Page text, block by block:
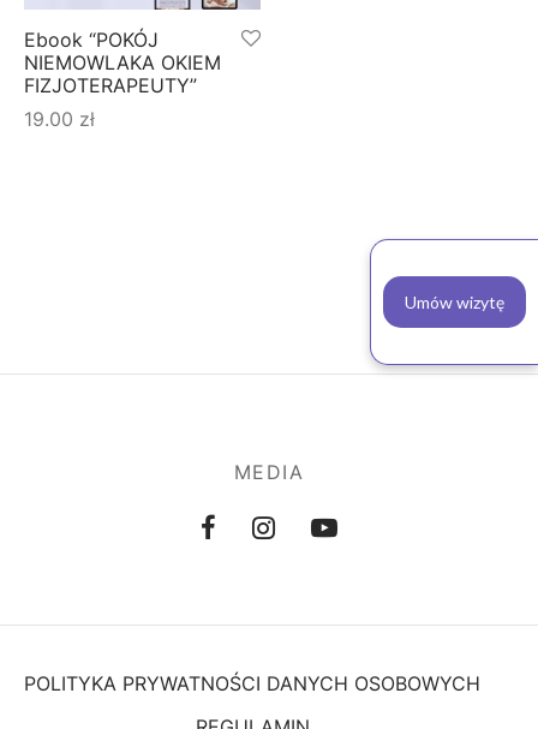
Ebook “POKÓJ
NIEMOWLAKA OKIEM
FIZJOTERAPEUTY”
19.00 zł
Umów wizytę
MEDIA
POLITYKA PRYWATNOŚCI DANYCH OSOBOWYCH